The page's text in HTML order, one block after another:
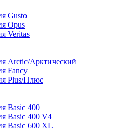
Gusto
Opus
Veritas
Arctic/Арктический
Fancy
Plus/Плюс
Basic 400
Basic 400 V4
Basic 600 ХL